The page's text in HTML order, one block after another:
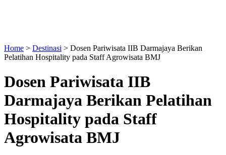
Home > Destinasi > Dosen Pariwisata IIB Darmajaya Berikan
Pelatihan Hospitality pada Staff Agrowisata BMJ
Dosen Pariwisata IIB
Darmajaya Berikan Pelatihan
Hospitality pada Staff
Agrowisata BMJ